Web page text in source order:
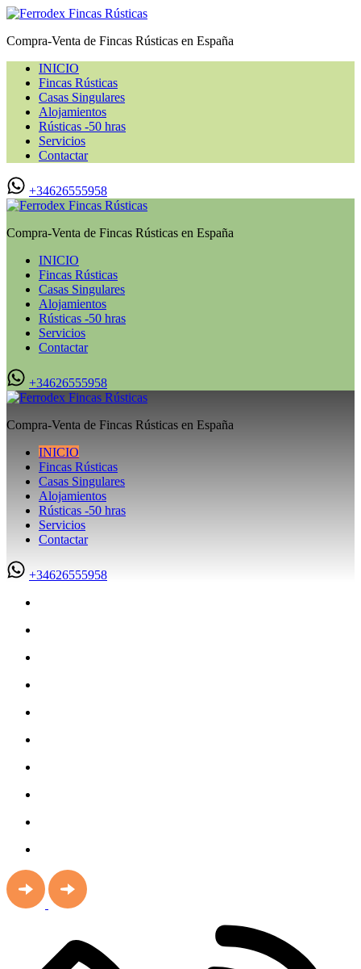
Compra-Venta de Fincas Rústicas en España
INICIO
Fincas Rústicas
Casas Singulares
Alojamientos
Rústicas -50 hras
Servicios
Contactar
+34626555958
Compra-Venta de Fincas Rústicas en España
INICIO
Fincas Rústicas
Casas Singulares
Alojamientos
Rústicas -50 hras
Servicios
Contactar
+34626555958
Compra-Venta de Fincas Rústicas en España
INICIO
Fincas Rústicas
Casas Singulares
Alojamientos
Rústicas -50 hras
Servicios
Contactar
+34626555958